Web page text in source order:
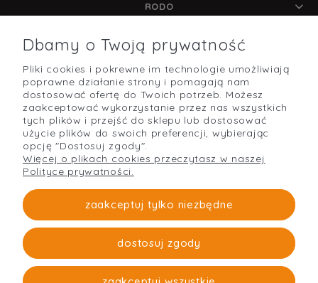
RODO
POMOC
O NAS
PŁATNOŚCI I DOSTAWA
Strefabudowy
O firmie
Dbamy o Twoją prywatność
Pliki cookies i pokrewne im technologie umożliwiają
poprawne działanie strony i pomagają nam
dostosować ofertę do Twoich potrzeb. Możesz
zaakceptować wykorzystanie przez nas wszystkich
tych plików i przejść do sklepu lub dostosować
użycie plików do swoich preferencji, wybierając
opcję "Dostosuj zgody".
Więcej o plikach cookies przeczytasz w naszej
Polityce prywatności.
zaakceptuj tylko niezbędne
dostosuj zgody